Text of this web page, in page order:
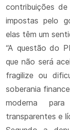
contribuições
impostas pelo
elas têm um
“A questão do
que não será
fragilize ou
soberania
moderna
transparentes e